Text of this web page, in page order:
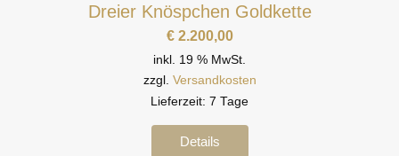
Dreier Knöspchen Goldkette
€2.200,00
inkl. 19 % MwSt.
zzgl. Versandkosten
Lieferzeit: 7 Tage
Details